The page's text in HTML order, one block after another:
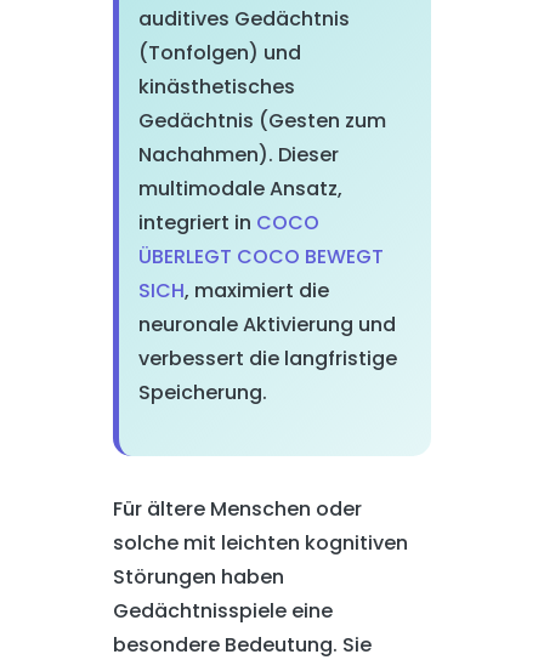
auditives Gedächtnis
(Tonfolgen) und
kinästhetisches
Gedächtnis (Gesten zum
Nachahmen). Dieser
multimodale Ansatz,
integriert in COCO
ÜBERLEGT COCO BEWEGT
SICH, maximiert die
neuronale Aktivierung und
verbessert die langfristige
Speicherung.
Für ältere Menschen oder
solche mit leichten kognitiven
Störungen haben
Gedächtnisspiele eine
besondere Bedeutung. Sie